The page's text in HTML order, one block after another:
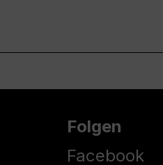
Folgen
Facebook